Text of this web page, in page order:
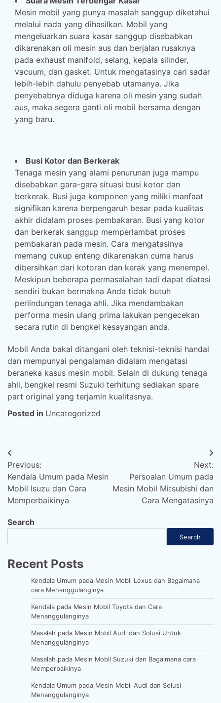
Mesin mobil yang punya masalah sanggup diketahui
melalui nada yang dihasilkan. Mobil yang
mengeluarkan suara kasar sanggup disebabkan
dikarenakan oli mesin aus dan berjalan rusaknya
pada exhaust manifold, selang, kepala silinder,
vacuum, dan gasket. Untuk mengatasinya cari sadar
lebih-lebih dahulu penyebab utamanya. Jika
penyebabnya diduga karena oli mesin yang sudah
aus, maka segera ganti oli mobil bersama dengan
yang baru.
Busi Kotor dan Berkerak
Tenaga mesin yang alami penurunan juga mampu
disebabkan gara-gara situasi busi kotor dan
berkerak. Busi juga komponen yang miliki manfaat
signifikan karena berpengaruh besar pada kualitas
akhir didalam proses pembakaran. Busi yang kotor
dan berkerak sanggup memperlambat proses
pembakaran pada mesin. Cara mengatasinya
memang cukup enteng dikarenakan cuma harus
dibersihkan dari kotoran dan kerak yang menempel.
Meskipun beberapa permasalahan tadi dapat diatasi
sendiri bukan bermakna Anda tidak butuh
perlindungan tenaga ahli. Jika mendambakan
performa mesin ulang prima lakukan pengecekan
secara rutin di bengkel kesayangan anda.
Mobil Anda bakal ditangani oleh teknisi-teknisi handal
dan mempunyai pengalaman didalam mengatasi
beraneka kasus mesin mobil. Selain di dukung tenaga
ahli, bengkel resmi Suzuki terhitung sediakan spare
part original yang terjamin kualitasnya.
Posted in Uncategorized
Post
navigation
Previous:
Kendala Umum pada Mesin
Mobil Isuzu dan Cara
Memperbaikinya
Next:
Persoalan Umum pada
Mesin Mobil Mitsubishi dan
Cara Mengatasinya
Search
Search
Recent Posts
Kendala Umum pada Mesin Mobil Lexus dan Bagaimana
cara Menanggulanginya
Kendala pada Mesin Mobil Toyota dan Cara
Menanggulanginya
Masalah pada Mesin Mobil Audi dan Solusi Untuk
Menanggulanginya
Masalah pada Mesin Mobil Suzuki dan Bagaimana cara
Memperbaikinya
Kendala Umum pada Mesin Mobil Audi dan Solusi
Menanggulanginya